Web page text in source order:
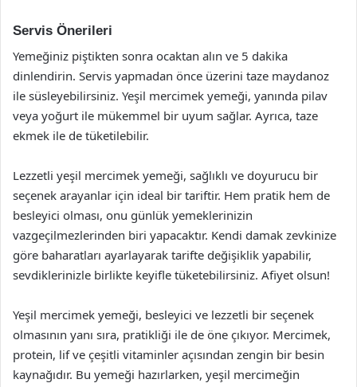
Servis Önerileri
Yemeğiniz piştikten sonra ocaktan alın ve 5 dakika
dinlendirin. Servis yapmadan önce üzerini taze maydanoz
ile süsleyebilirsiniz. Yeşil mercimek yemeği, yanında pilav
veya yoğurt ile mükemmel bir uyum sağlar. Ayrıca, taze
ekmek ile de tüketilebilir.
Lezzetli yeşil mercimek yemeği, sağlıklı ve doyurucu bir
seçenek arayanlar için ideal bir tariftir. Hem pratik hem de
besleyici olması, onu günlük yemeklerinizin
vazgeçilmezlerinden biri yapacaktır. Kendi damak zevkinize
göre baharatları ayarlayarak tarifte değişiklik yapabilir,
sevdiklerinizle birlikte keyifle tüketebilirsiniz. Afiyet olsun!
Yeşil mercimek yemeği, besleyici ve lezzetli bir seçenek
olmasının yanı sıra, pratikliği ile de öne çıkıyor. Mercimek,
protein, lif ve çeşitli vitaminler açısından zengin bir besin
kaynağıdır. Bu yemeği hazırlarken, yeşil mercimeğin